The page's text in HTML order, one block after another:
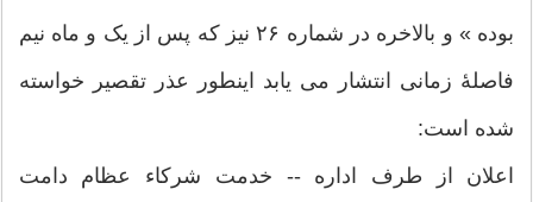
بوده » و بالاخره در شماره ۲۶ نیز که پس از یک و ماه نیم
فاصلۀ زمانی انتشار می یابد اینطور عذر تقصیر خواسته
شده است:
اعلان از طرف اداره -- خدمت شرکاء عظام دامت